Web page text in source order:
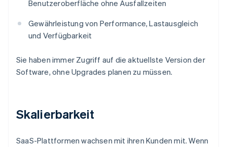
Benutzeroberfläche ohne Ausfallzeiten
Gewährleistung von Performance, Lastausgleich
und Verfügbarkeit
Sie haben immer Zugriff auf die aktuellste Version der
Software, ohne Upgrades planen zu müssen.
Skalierbarkeit
SaaS-Plattformen wachsen mit ihren Kunden mit. Wenn